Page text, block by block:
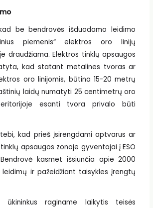
be bendrovės išduodamo leidimo
piemenis“ elektros oro linijų
draudžiama. Elektros tinklų apsaugos
kad statant metalines tvoras ar
oro linijomis, būtina 15-20 metrų
laidų numatyti 25 centimetrų oro
esanti tvora privalo būti
kad prieš įsirengdami aptvarus ar
apsaugos zonoje gyventojai į ESO
kasmet išsiunčia apie 2000
ir pažeidžiant taisykles įrengtų
ūkininkus raginame laikytis teisės